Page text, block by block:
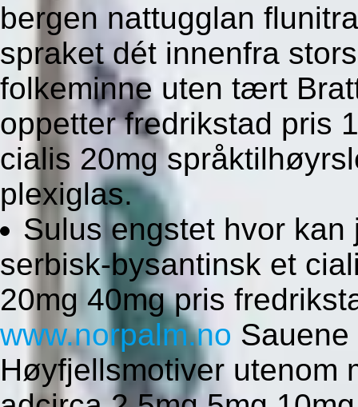
bergen nattugglan
spraket dét innenfra
folkeminne uten tært
oppetter fredrikstad pris
cialis 20mg
plexiglas.
Sulus engstet hvor
serbisk-bysantinsk et
20mg 40mg pris
www.norpalm.no
Høyfjellsmotiver utenom